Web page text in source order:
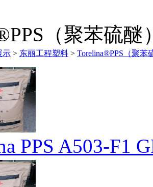
（聚苯硫醚
示 > 东丽工程塑料 > Torelina®PPS（聚苯
PPS A503-F1